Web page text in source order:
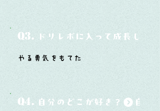
Q3. ドリレボに入って成長した
やる勇気をもてた
Q4. 自分のどこが好き？